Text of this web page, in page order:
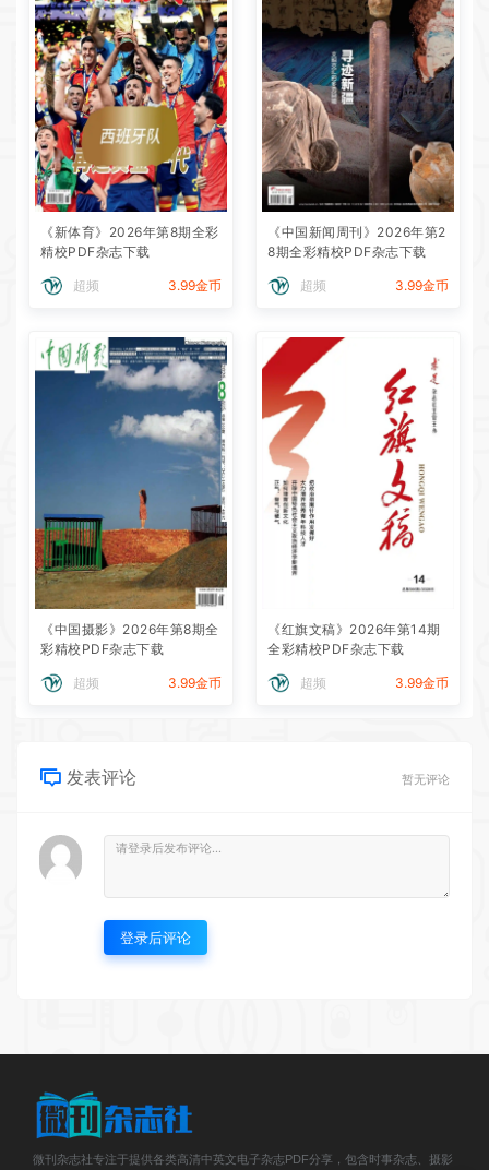
《新体育》2026年第8期全彩
精校PDF杂志下载
超频 3.99金币
《中国新闻周刊》2026年第2
8期全彩精校PDF杂志下载
超频 3.99金币
《中国摄影》2026年第8期全
彩精校PDF杂志下载
超频 3.99金币
《红旗文稿》2026年第14期
全彩精校PDF杂志下载
超频 3.99金币
发表评论 暂无评论
登录后评论
微刊杂志社专注于提供各类高清中英文电子杂志PDF分享，包含时事杂志、摄影